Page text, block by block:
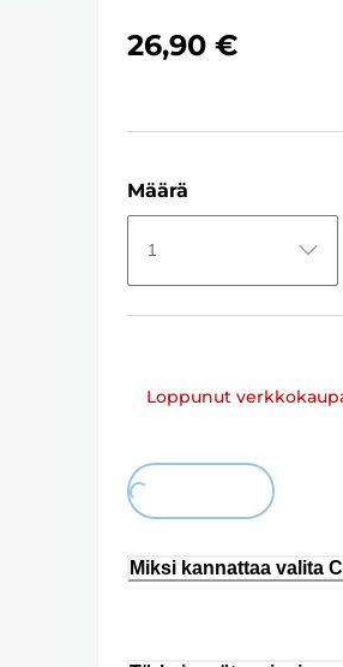
26,90 €
Määrä
1
Loppunut
Loading...
Miksi kannattaa valita